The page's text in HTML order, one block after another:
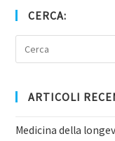
CERCA:
ARTICOLI
Medicina della